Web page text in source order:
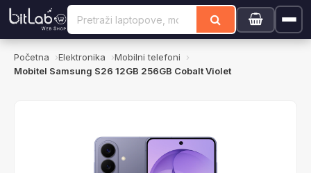
Početna Elektronika
Mobilni telefoni
Mobitel Samsung S26 12GB 256GB Cobalt Violet